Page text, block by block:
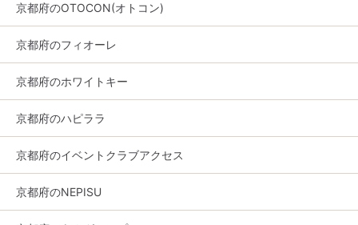
京都府のOTOCON(オトコン)
京都府のフィオーレ
京都府のホワイトキー
京都府のハピララ
京都府のイベントクラブアクセス
京都府のNEPISU